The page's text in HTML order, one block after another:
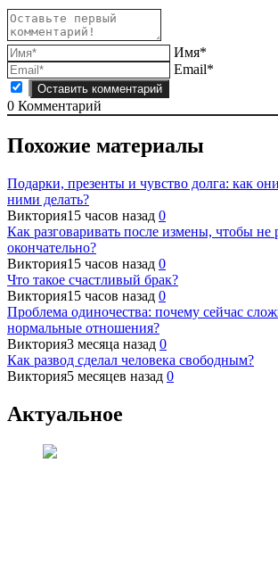
Имя*
Email*
0 Комментарий
Похожие материалы
Подарки, презенты и чувство долга: как
ними делать?
Виктория15 часов назад 0
Как разговаривать после измены, чтобы не
окончательно?
Виктория15 часов назад 0
Что такое счастливый брак?
Виктория15 часов назад 0
Проблема одиночества: почему сейчас
нормальные отношения?
Виктория3 месяца назад 0
Как развод сделал человека свободным?
Виктория5 месяцев назад 0
Актуальное